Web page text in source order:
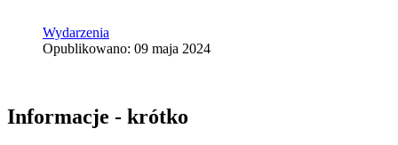
Wydarzenia
Opublikowano: 09 maja 2024
Informacje - krótko